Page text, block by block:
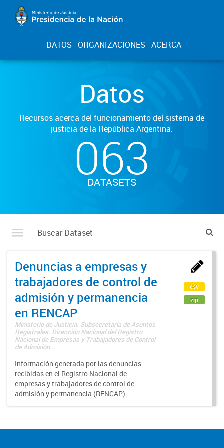
DATOS ORGANIZACIONES ACERCA
Datos
Recursos acerca del funcionamiento del sistema de
justicia de la República Argentina.
063
DATASETS
Denuncias a empresas y
trabajadores de control de
admisión y permanencia
en RENCAP
Ministerio de Justicia. Subsecretaría de Asuntos
Registrales. Dirección Nacional del Registro
Nacional de Empresas y Trabajadores de Control
de Admisión...
Información generada por las denuncias
recibidas en el Registro Nacional de
empresas y trabajadores de control de
admisión y permanencia (RENCAP).
csv
zip